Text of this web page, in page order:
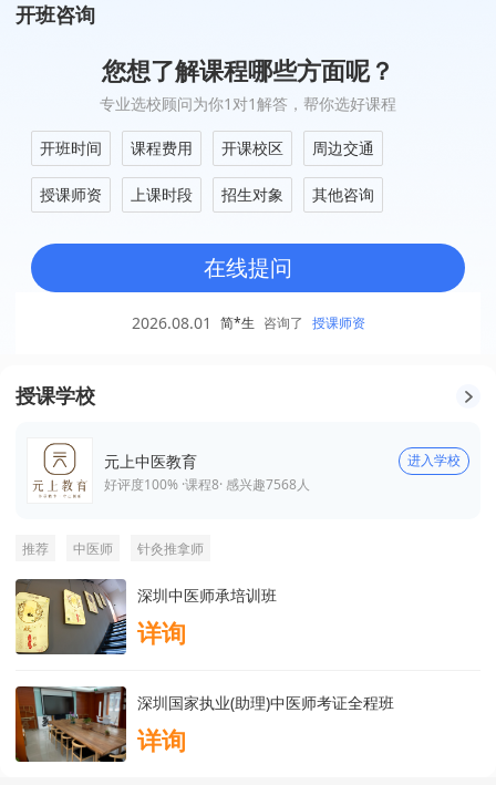
开班咨询
您想了解课程哪些方面呢？
专业选校顾问为你1对1解答，帮你选好课程
开班时间 课程费用 开课校区 周边交通
授课师资 上课时段 招生对象 其他咨询
在线提问
2026.08.01 简*生 咨询了 授课师资
授课学校
元上中医教育
进入学校
好评度100% ·课程8· 感兴趣7568人
推荐 中医师 针灸推拿师
深圳中医师承培训班
详询
深圳国家执业(助理)中医师考证全程班
详询